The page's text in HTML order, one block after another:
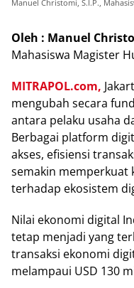
Manuel Christomi, S.I.P.,
Oleh : Manuel
Mahasiswa Magister
MITRAPOL.com,
mengubah secara
antara pelaku usaha
Berbagai platform
akses, efisiensi
semakin memperkuat
terhadap ekosistem
Nilai ekonomi digital
tetap menjadi yang
transaksi ekonomi
melampaui USD 130